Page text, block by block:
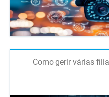
Como gerir várias